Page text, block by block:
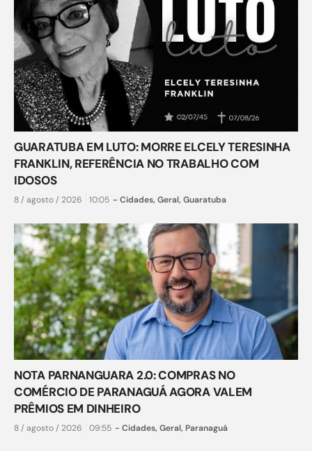
GUARATUBA EM LUTO: MORRE ELCELY TERESINHA
FRANKLIN, REFERÊNCIA NO TRABALHO COM
IDOSOS
8 / agosto / 2026 10:05 - Cidades, Geral, Guaratuba
NOTA PARNANGUARA 2.0: COMPRAS NO
COMÉRCIO DE PARANAGUÁ AGORA VALEM
PRÊMIOS EM DINHEIRO
8 / agosto / 2026 09:55 - Cidades, Geral, Paranaguá